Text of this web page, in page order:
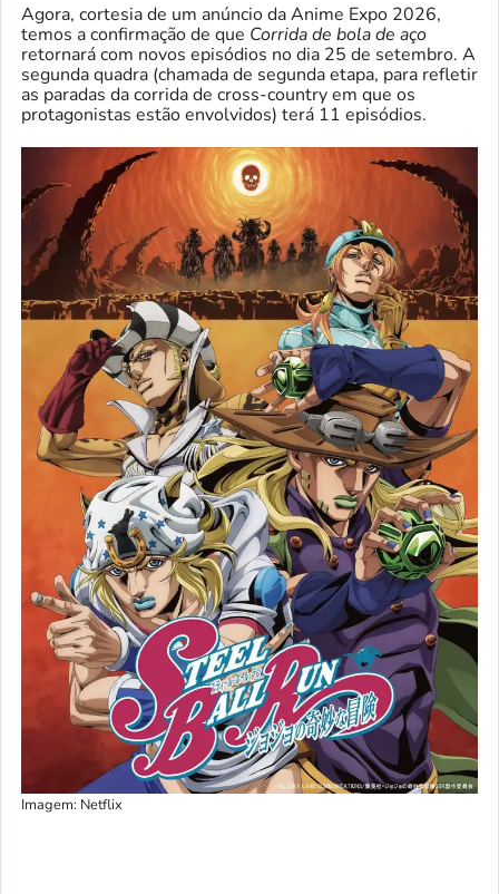
Agora, cortesia de um anúncio da Anime Expo 2026,
temos a confirmação de que Corrida de bola de aço
retornará com novos episódios no dia 25 de setembro. A
segunda quadra (chamada de segunda etapa, para refletir
as paradas da corrida de cross-country em que os
protagonistas estão envolvidos) terá 11 episódios.
Imagem: Netflix